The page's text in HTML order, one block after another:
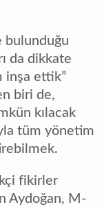
bulunduğu
da dikkate
inşa ettik”
biri de,
kılacak
tüm yönetim
fikirler
Aydoğan, M-